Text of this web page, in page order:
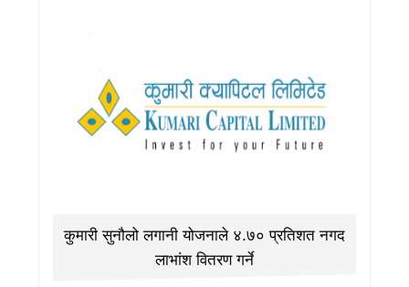
कुमारी सुनौलो लगानी योजनाले ४.७० प्रतिशत नगद
लाभांश वितरण गर्ने